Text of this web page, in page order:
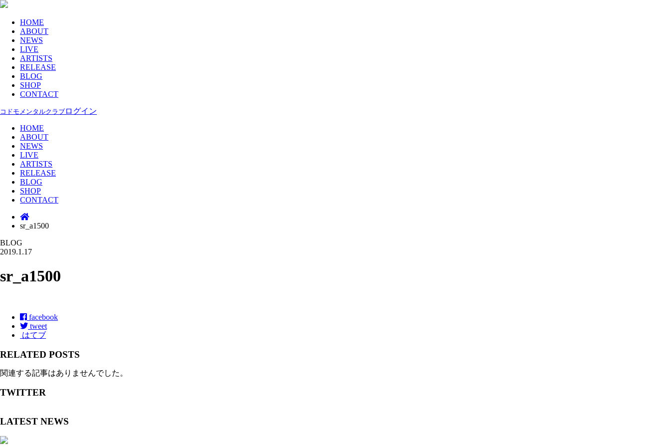
HOME
ABOUT
NEWS
LIVE
ARTISTS
RELEASE
BLOG
SHOP
CONTACT
コドモメンタルクラブ ログイン
HOME
ABOUT
NEWS
LIVE
ARTISTS
RELEASE
BLOG
SHOP
CONTACT
sr_a1500
BLOG
2019.1.17
sr_a1500
facebook
tweet
はてブ
RELATED POSTS
関連する記事はありませんでした。
TWITTER
LATEST NEWS